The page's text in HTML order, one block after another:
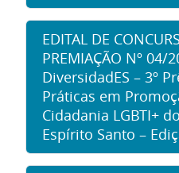
EDITAL DE
PREMIAÇÃO Nº 04/
DiversidadES – 3º
Práticas em
Cidadania LGBTI+
Espírito Santo –